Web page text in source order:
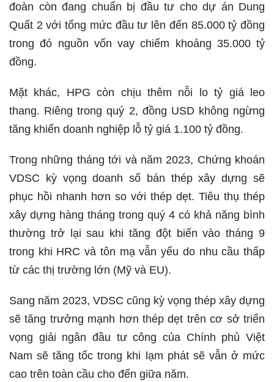
đoàn còn đang chuẩn bị đầu tư cho dự án Dung
Quất 2 với tổng mức đầu tư lên đến 85.000 tỷ đồng
trong đó nguồn vốn vay chiếm khoảng 35.000 tỷ
đồng.
Mặt khác, HPG còn chịu thêm nỗi lo tỷ giá leo
thang. Riêng trong quý 2, đồng USD không ngừng
tăng khiến doanh nghiệp lỗ tỷ giá 1.100 tỷ đồng.
Trong những tháng tới và năm 2023, Chứng khoán
VDSC kỳ vọng doanh số bán thép xây dựng sẽ
phục hồi nhanh hơn so với thép dẹt. Tiêu thụ thép
xây dựng hàng tháng trong quý 4 có khả năng bình
thường trở lại sau khi tăng đột biến vào tháng 9
trong khi HRC và tôn mạ vẫn yếu do nhu cầu thấp
từ các thị trường lớn (Mỹ và EU).
Sang năm 2023, VDSC cũng kỳ vọng thép xây dựng
sẽ tăng trưởng mạnh hơn thép dẹt trên cơ sở triển
vọng giải ngân đầu tư công của Chính phủ Việt
Nam sẽ tăng tốc trong khi lạm phát sẽ vẫn ở mức
cao trên toàn cầu cho đến giữa năm.